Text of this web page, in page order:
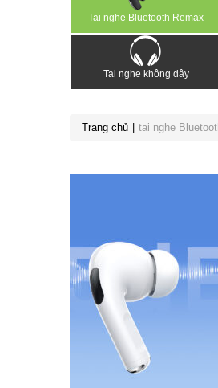
Tai nghe Bluetooth Remax
Tai nghe không dây
Trang chủ tai nghe